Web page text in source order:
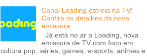
Canal Loading estreia na TV!
Confira os detalhes da nova
emissora
Já está no ar a Loading, nova
emissora de TV com foco em
cultura pop, séries, games, e-sports, animes e